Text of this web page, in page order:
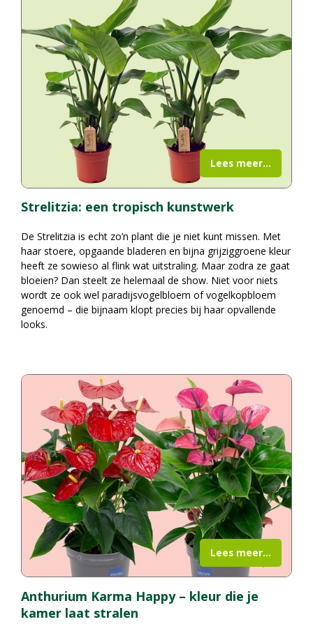
Strelitzia: een tropisch kunstwerk
De Strelitzia is echt zo’n plant die je niet kunt missen. Met
haar stoere, opgaande bladeren en bijna grijziggroene kleur
heeft ze sowieso al flink wat uitstraling. Maar zodra ze gaat
bloeien? Dan steelt ze helemaal de show. Niet voor niets
wordt ze ook wel paradijsvogelbloem of vogelkopbloem
genoemd – die bijnaam klopt precies bij haar opvallende
looks.
Lees meer...
Anthurium Karma Happy – kleur die je
kamer laat stralen
Lees meer...